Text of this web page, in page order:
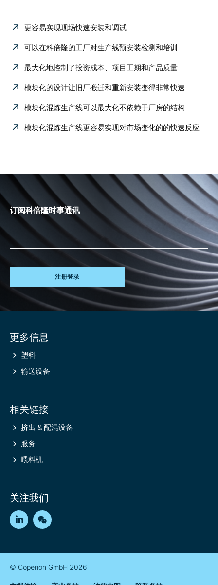
更容易实现现场快速安装和调试
可以在科倍隆的工厂对生产线预安装检测和培训
最大化地控制了投资成本、项目工期和产品质量
模块化的设计让旧厂搬迁和重新安装变得非常快速
模块化混炼生产线可以最大化不依赖于厂房的结构
模块化混炼生产线更容易实现对市场变化的的快速反应
订阅科倍隆时事通讯
注册登录
information
更多信息
塑料
输送设备
相关链接
挤出 & 配混设备
服务
喂料机
关注我们
LinkedIn
© Coperion GmbH 2026